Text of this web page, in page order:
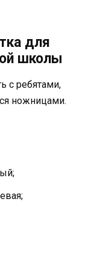
для
школы
с ребятами,
ножницами.